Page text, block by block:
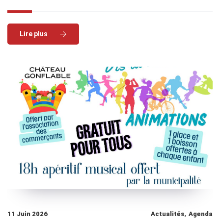
Read More
11 Juin 2026 Actualités, Agenda